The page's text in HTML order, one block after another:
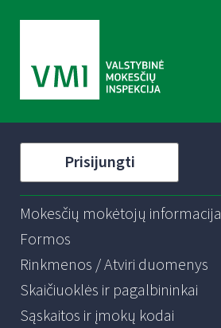
Prisijungti
Mokesčių mokėtojų informacija
Formos
Rinkmenos / Atviri duomenys
Skaičiuoklės ir pagalbininkai
Sąskaitos ir įmokų kodai